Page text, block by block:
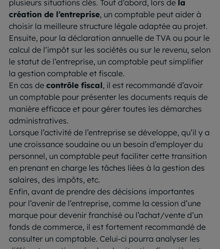
plusieurs situations clés. Tout d’abord, lors de la
création de l’entreprise, un comptable peut aider à
choisir la meilleure structure légale adaptée au projet.
Ensuite, pour la déclaration annuelle de TVA ou pour le
calcul de l’impôt sur les sociétés ou sur le revenu, selon
le statut de l’entreprise, un comptable peut simplifier
la gestion comptable et fiscale.
En cas de contrôle fiscal, il est recommandé d’avoir
un comptable pour présenter les documents requis de
manière efficace et pour gérer toutes les démarches
administratives.
Lorsque l’activité de l’entreprise se développe, qu’il y a
une croissance soudaine ou un besoin d’employer du
personnel, un comptable peut faciliter cette transition
en prenant en charge les tâches liées à la gestion des
salaires, des impôts, etc.
Enfin, avant de prendre des décisions importantes
pour l’avenir de l’entreprise, comme la cession d’une
marque pour devenir franchisé ou l’achat/vente d’un
fonds de commerce, il est fortement recommandé de
consulter un comptable. Celui-ci pourra analyser les